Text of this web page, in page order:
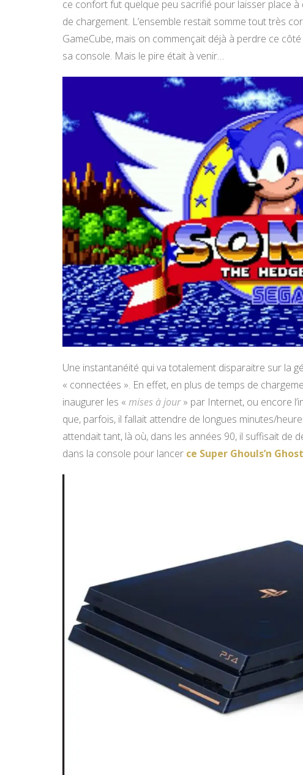
ce confort fut quelque peu sacrifié pour laisser place
de chargement. L’ensemble restait somme tout très
GameCube, mais on commençait déjà à perdre ce
sa console. Mais le pire était à venir…
Une instantanéité qui va totalement disparaitre sur la
« connectées ». En effet, en plus de temps de
inaugurer les « mises à jour» par Internet, ou encore
que, parfois, il fallait attendre de longues minutes/
attendait tant, là où, dans les années 90, il suffisait de
dans la console pour lancer ce Super Ghouls’n